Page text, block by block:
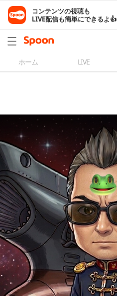
コンテンツの視聴も
LIVE配信も簡単にできるよ👍
ホーム LIVE